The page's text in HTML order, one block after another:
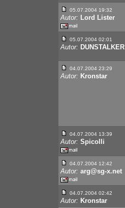
05.07.2004 19:32
Autor: Lord Lister
05.07.2004 02:01
Autor: DUNSTALKER
04.07.2004 23:29
Autor: Kronstar
04.07.2004 13:39
Autor: Spicolli
04.07.2004 12:42
Autor: arg@sg-x.net
04.07.2004 02:42
Autor: Kronstar